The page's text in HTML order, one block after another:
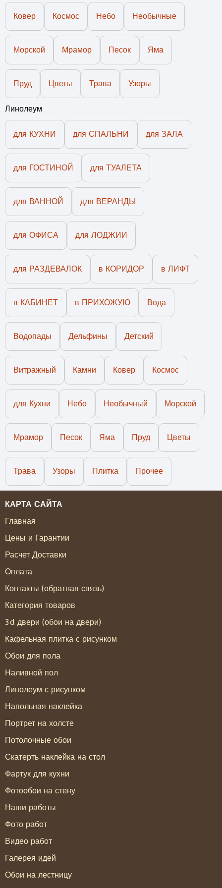
Ковер Космос Небо Необычные
Морской Мрамор Песок Яма
Пруд Цветы Трава Узоры
Линолеум
для КУХНИ для СПАЛЬНИ для ЗАЛА
для ГОСТИНОЙ для ТУАЛЕТА
для ВАННОЙ для ВЕРАНДЫ
для ОФИСА для ЛОДЖИИ
для РАЗДЕВАЛОК в КОРИДОР в ЛИФТ
в КАБИНЕТ в ПРИХОЖУЮ Вода
Водопады Дельфины Детский
Витражный Камни Ковер Космос
для Кухни Небо Необычный Морской
Мрамор Песок Яма Пруд Цветы
Трава Узоры Плитка Прочее
КАРТА САЙТА
Главная
Цены и Гарантии
Расчет Доставки
Оплата
Контакты (обратная связь)
Категория товаров
3d двери (обои на двери)
Кафельная плитка с рисунком
Обои для пола
Наливной пол
Линолеум с рисунком
Напольная наклейка
Портрет на холсте
Потолочные обои
Скатерть наклейка на стол
Фартук для кухни
Фотообои на стену
Наши работы
Фото работ
Видео работ
Галерея идей
Обои на лестницу